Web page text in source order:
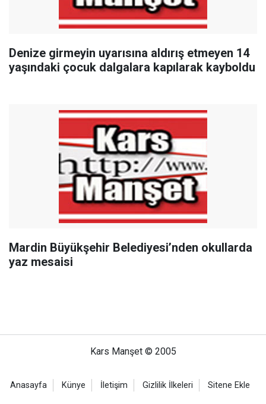
Denize girmeyin uyarısına aldırış etmeyen 14
yaşındaki çocuk dalgalara kapılarak kayboldu
Mardin Büyükşehir Belediyesi’nden okullarda
yaz mesaisi
Kars Manşet © 2005
Anasayfa Künye İletişim Gizlilik İlkeleri Sitene Ekle